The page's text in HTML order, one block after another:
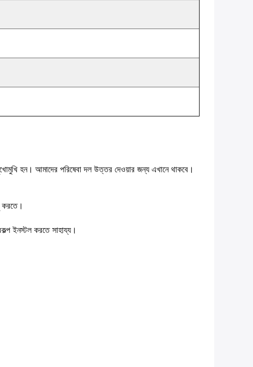
হন। আমাদের পরিষেবা দল উত্তর দেওয়ার জন্য এখানে থাকবে।
করতে।
ইনস্টল করতে সাহায্য।